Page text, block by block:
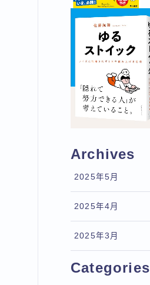
Archives
2025年5月
2025年4月
2025年3月
Categories